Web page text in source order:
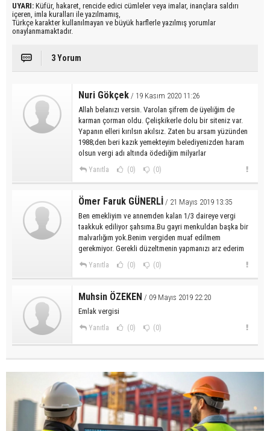
UYARI: Küfür, hakaret, rencide edici cümleler veya imalar, inançlara saldırı
içeren, imla kuralları ile yazılmamış,
Türkçe karakter kullanılmayan ve büyük harflerle yazılmış yorumlar
onaylanmamaktadır.
3 Yorum
Nuri Gökçek / 19 Kasım 2020 11:26
Allah belanızı versin. Varolan şifrem de üyeliğim de
karman çorman oldu. Çelişkikerle dolu bir siteniz var.
Yapanın elleri kırılsın akılsız. Zaten bu arsam yüzünden
1988;den beri kazık yemekteyim belediyenizden haram
olsun vergi adı altında ödediğim milyarlar
Yanıtla (0) (0)
Ömer Faruk GÜNERLİ / 21 Mayıs 2019 13:35
Ben emekliyim ve annemden kalan 1/3 daireye vergi
taakkuk ediliyor şahsıma.Bu gayri menkuldan başka bir
malvarlığım yok.Benim vergiden muaf edilmem
gerekmiyor. Gerekli düzeltmenin yapmanızı arz ederim
Yanıtla (0) (0)
Muhsin ÖZEKEN / 09 Mayıs 2019 22:20
Emlak vergisi
Yanıtla (0) (0)